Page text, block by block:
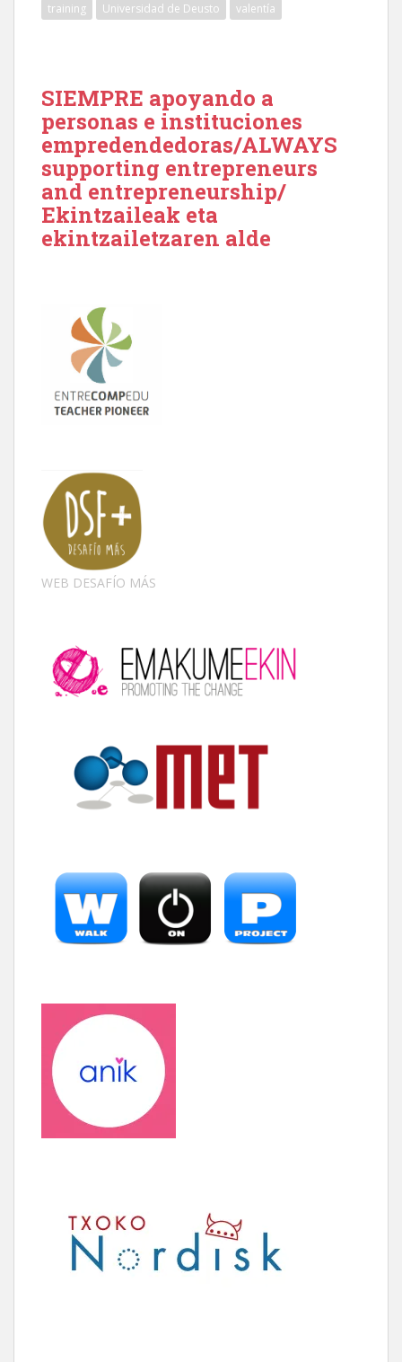
training
Universidad de Deusto valentía
SIEMPRE apoyando a
personas e instituciones
empredendedoras/ALWAYS
supporting entrepreneurs
and entrepreneurship/
Ekintzaileak eta
ekintzailetzaren alde
WEB DESAFÍO MÁS